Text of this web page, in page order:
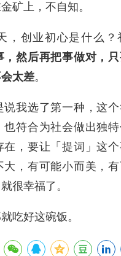
矿上，不自知。
，创业初心是什么？
，然后再把事做对，只
太差。
说我选了第一种，这
也符合为社会做出独
在，要让「提词」这个
，有可能小而美，有
很幸福了。
吃好这碗饭。